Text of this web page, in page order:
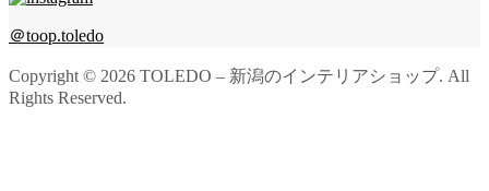
＠toop.toledo
Copyright © 2026 TOLEDO – 新潟のインテリアショップ. All
Rights Reserved.